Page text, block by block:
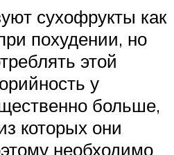
сухофрукты как
похудении, но
этой
у
больше,
которых они
необходимо